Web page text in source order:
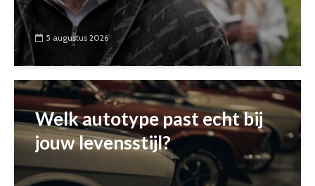
5 augustus 2026
Welk autotype past echt bij
jouw levensstijl?